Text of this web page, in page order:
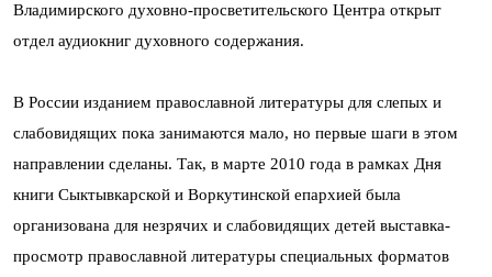
Владимирского духовно-просветительского Центра открыт
отдел аудиокниг духовного содержания.
В России изданием православной литературы для слепых и
слабовидящих пока занимаются мало, но первые шаги в этом
направлении сделаны. Так, в марте 2010 года в рамках Дня
книги Сыктывкарской и Воркутинской епархией была
организована для незрячих и слабовидящих детей выставка-
просмотр православной литературы специальных форматов